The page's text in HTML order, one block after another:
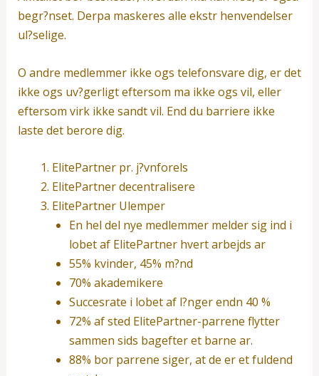
begr?nset. Derpa maskeres alle ekstr henvendelser
ul?selige.
O andre medlemmer ikke ogs telefonsvare dig, er det
ikke ogs uv?gerligt eftersom ma ikke ogs vil, eller
eftersom virk ikke sandt vil. End du barriere ikke
laste det berore dig.
ElitePartner pr. j?vnforels
ElitePartner decentralisere
ElitePartner Ulemper
En hel del nye medlemmer melder sig ind i
lobet af ElitePartner hvert arbejds ar
55% kvinder, 45% m?nd
70% akademikere
Succesrate i lobet af l?nger endn 40 %
72% af sted ElitePartner-parrene flytter
sammen sids bagefter et barne ar.
88% bor parrene siger, at de er et fuldend